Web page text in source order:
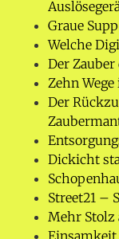
Graue
Welche
Der
Zehn
Der
Dickicht
Street21 –
Mehr Stolz